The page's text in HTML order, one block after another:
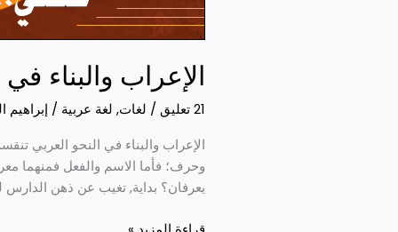
الإعراب والبناء
21 تعليق / لغات, لغة عربية / إبراهيم
الإعراب والبناء في النحو العربي
وحرف؛ فأما الاسم والفعل فمنهما
يعرفان؟ بداية, تغيب عن ذهن الدارس